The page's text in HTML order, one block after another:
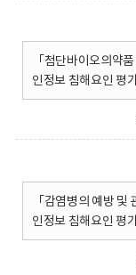
「첨단바이오의약
인정보 침해요인 평
「감염병의 예방
인정보 침해요인 평